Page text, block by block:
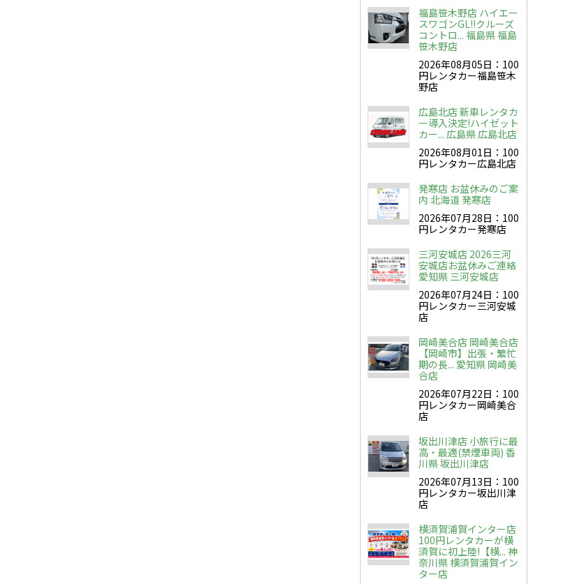
福島笹木野店 ハイエー
スワゴンGL!!クルーズ
コントロ... 福島県 福島
笹木野店
2026年08月05日：100
円レンタカー福島笹木
野店
広島北店 新車レンタカ
ー導入決定!ハイゼット
カー... 広島県 広島北店
2026年08月01日：100
円レンタカー広島北店
発寒店 お盆休みのご案
内 北海道 発寒店
2026年07月28日：100
円レンタカー発寒店
三河安城店 2026三河
安城店お盆休みご連絡
愛知県 三河安城店
2026年07月24日：100
円レンタカー三河安城
店
岡崎美合店 岡崎美合店
【岡崎市】出張・繁忙
期の長... 愛知県 岡崎美
合店
2026年07月22日：100
円レンタカー岡崎美合
店
坂出川津店 小旅行に最
高・最適(禁煙車両) 香
川県 坂出川津店
2026年07月13日：100
円レンタカー坂出川津
店
横須賀浦賀インター店
100円レンタカーが横
須賀に初上陸!【横... 神
奈川県 横須賀浦賀イン
ター店